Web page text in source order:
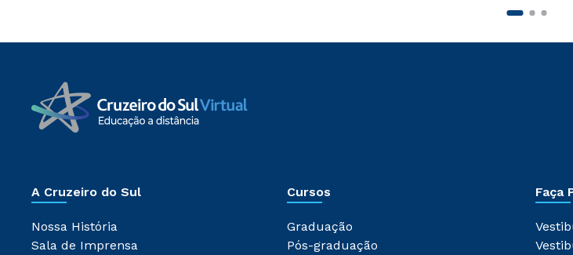
A Cruzeiro do Sul
Nossa História
Sala de Imprensa
Cursos
Graduação
Pós-graduação
Faça